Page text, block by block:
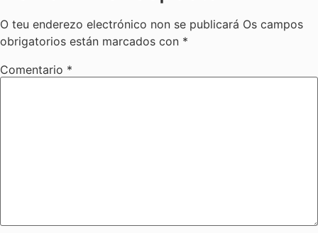
O teu enderezo electrónico non se publicará Os campos
obrigatorios están marcados con *
Comentario *